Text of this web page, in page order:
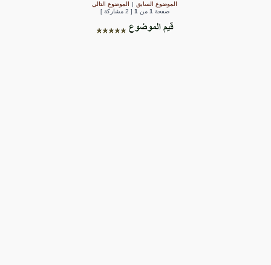
الموضوع السابق| الموضوع التالي
صفحة1 من [ 2 مشاركة ]